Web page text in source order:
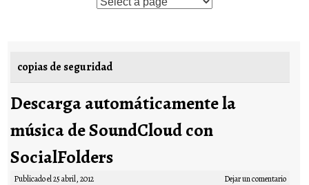
Saltar al contenido
copias de seguridad
Descarga automáticamente la
música de SoundCloud con
SocialFolders
Publicado el25 abril, 2012 Dejar un comentario